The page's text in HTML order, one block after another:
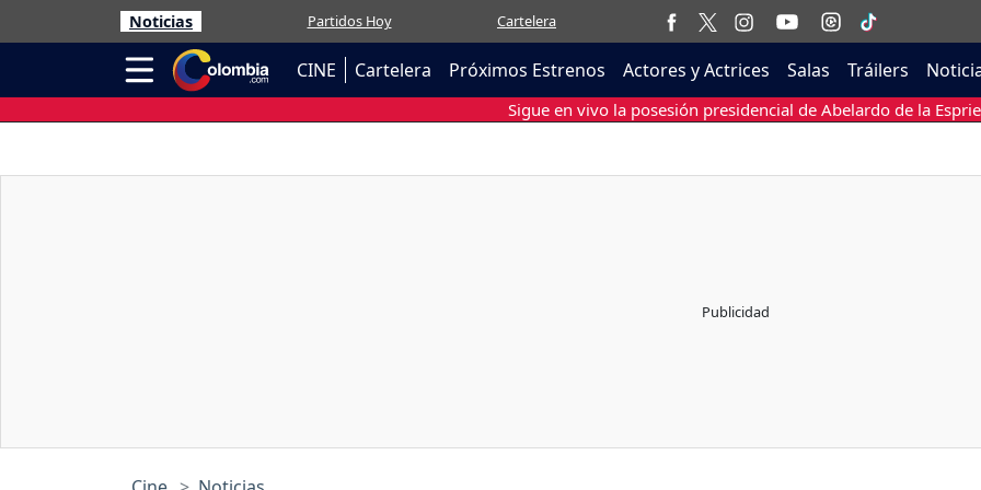
Noticias Partidos Hoy Cartelera
CINE Cartelera Próximos Estrenos Actores y Actrices Salas Tráilers
Sigue en vivo la posesión presidencial de Abelardo de la